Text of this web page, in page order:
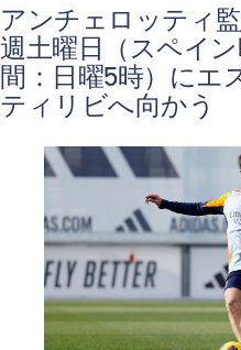
アンチェロッティ
週土曜日（スペイ
間：日曜5時）にエ
ティリビへ向かう